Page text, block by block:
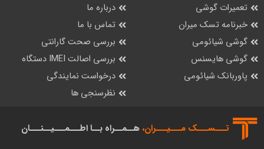
تعمیرات گوشی
خبرنامه تسک میران
گوشی شیائومی
گوشی هایسنس
پاوربانک شیائومی
درباره ما
تماس با ما
بررسی صحت گارانتی
بررسی اصالت IMEI دستگاه
درخواست نمایندگی
نظرسنجی ها
تـــســـک‌ مـــیـــران، هــمــراه بــا اطـــمـــیــنـــان